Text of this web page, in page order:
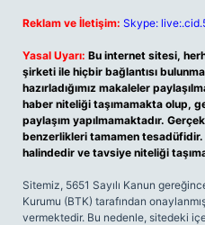
Reklam ve İletişim: Skype:
Yasal Uyarı: Bu internet sitesi,
şirketi ile hiçbir bağlantısı
hazırladığımız makaleler
haber niteliği taşımamakta olup,
paylaşım yapılmamaktadır.
benzerlikleri tamamen
halindedir ve tavsiye niteliği
Sitemiz, 5651 Sayılı Kanun
Kurumu (BTK) tarafından
vermektedir. Bu nedenle, sitedeki